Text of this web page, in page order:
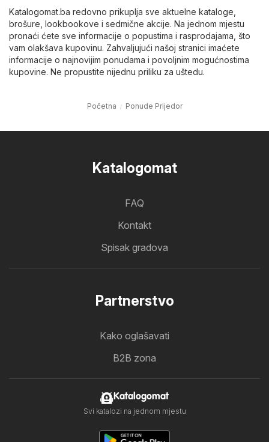
Katalogomat.ba redovno prikuplja sve aktuelne kataloge,
brošure, lookbookove i sedmične akcije. Na jednom mjestu
pronaći ćete sve informacije o popustima i rasprodajama, što
vam olakšava kupovinu. Zahvaljujući našoj stranici imaćete
informacije o najnovijim ponudama i povoljnim mogućnostima
kupovine. Ne propustite nijednu priliku za uštedu.
Početna Ponude Prijedor
Katalogomat
FAQ
Kontakt
Spisak gradova
Partnerstvo
Kako oglašavati
B2B zona
Katalogomat
Svi katalozi na jednom mjestu